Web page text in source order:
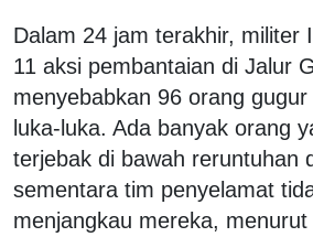
Dalam 24 jam terakhir, militer
11 aksi pembantaian di Jalur
menyebabkan 96 orang
luka-luka. Ada banyak orang
terjebak di bawah reruntuhan
sementara tim penyelamat
menjangkau mereka,